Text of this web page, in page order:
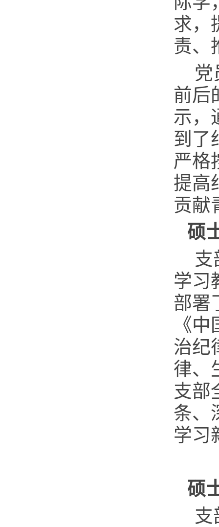
求，
责、
党
前后
示，
到了
严格
提高
贡献
硕
支
学习
部署
《
治纪
律、
支部
条、
学习
硕
支